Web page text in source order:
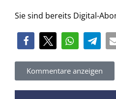
Sie sind bereits Digital-
Kommentare anzeigen